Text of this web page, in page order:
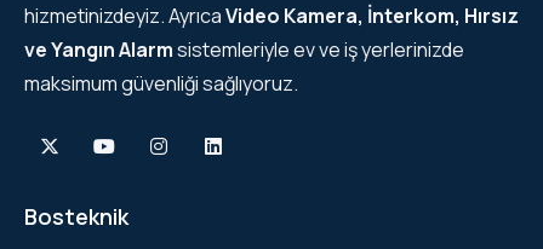
hizmetinizdeyiz. AyrıcaVideo Kamera, İnterkom, Hırsız
ve Yangın Alarmsistemleriyle ev ve iş yerlerinizde
maksimum güvenliği sağlıyoruz.
Bosteknik